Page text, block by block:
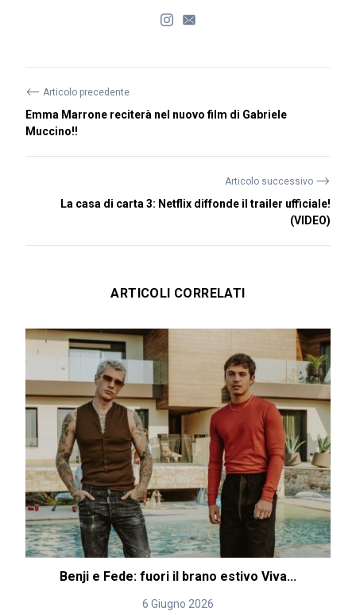
⟵ Articolo precedente
Emma Marrone reciterà nel nuovo film di Gabriele
Muccino!!
Articolo successivo ⟶
La casa di carta 3: Netflix diffonde il trailer ufficiale!
(VIDEO)
ARTICOLI CORRELATI
Benji e Fede: fuori il brano estivo Viva...
6 Giugno 2026